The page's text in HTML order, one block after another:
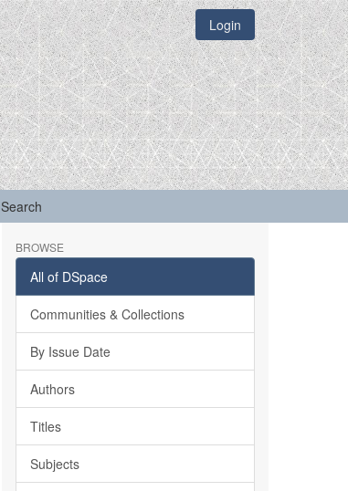
Login
Search
BROWSE
All of DSpace
Communities & Collections
By Issue Date
Authors
Titles
Subjects